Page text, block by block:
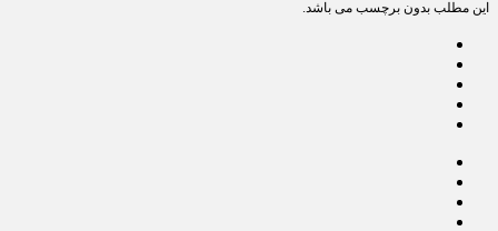
این مطلب بدون برچسب می باشد.